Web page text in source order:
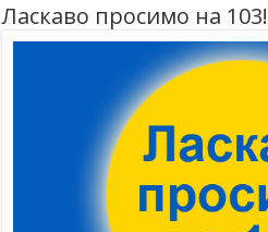
Ласкаво просимо на 103!